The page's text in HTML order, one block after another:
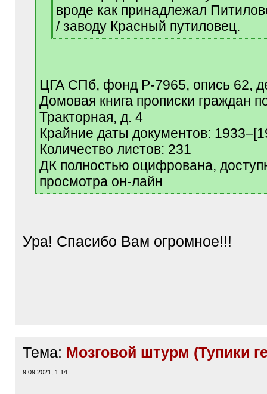
вроде как принадлежал
/ заводу Красный путиловец.
[
ЦГА СПб, фонд Р-7965, опись 62,
Домовая книга прописки граждан
Тракторная, д. 4
Крайние даты документов:
Количество листов: 231
ДК полностью оцифрована,
просмотра он-лайн
[
Ура! Спасибо Вам огромное!!!
Тема: Мозговой штурм (Тупики
9.09.2021, 1:14